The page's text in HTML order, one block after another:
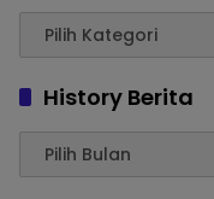
History Berita